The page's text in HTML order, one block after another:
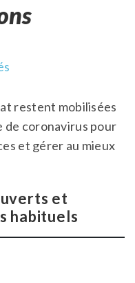
restent mobilisées
de coronavirus pour
et gérer au mieux
et
habituels